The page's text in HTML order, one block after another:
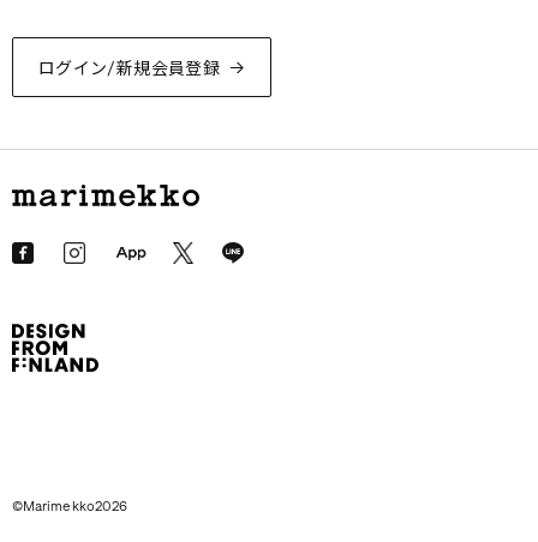
ログイン/新規会員登録
©Marimekko2026